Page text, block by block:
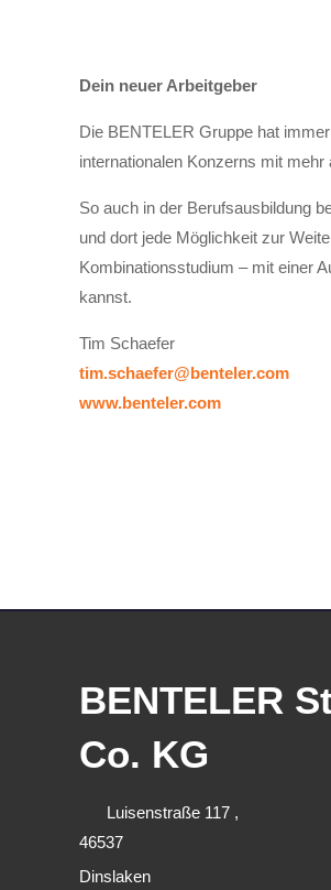
Dein neuer Arbeitgeber
Die BENTELER Gruppe hat
internationalen Konzerns mit
So auch in der Berufsausbildung
und dort jede Möglichkeit zur
Kombinationsstudium – mit einer
kannst.
Tim Schaefer
tim.schaefer@benteler.com
www.benteler.com
BENTELER
Co. KG
Luisenstraße 117 ,
46537
Dinslaken